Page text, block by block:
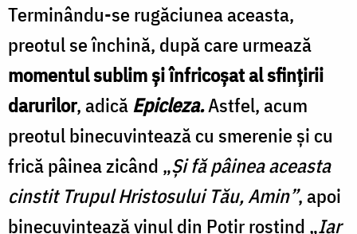
Terminându-se rugăciunea aceasta,
preotul se închină, după care urmează
momentul sublim și înfricoșat al sfințirii
darurilor, adicăEpicleza.Astfel, acum
preotul binecuvintează cu smerenie și cu
frică pâinea zicând „Și fă pâinea aceasta
cinstit Trupul Hristosului Tău, Amin”, apoi
binecuvintează vinul din Potir rostind „Iar